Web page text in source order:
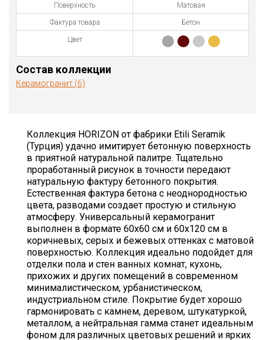
Поверхность Матовая
Фактура товара Бетон
Цвет
Состав коллекции
Керамогранит (6)
Коллекция HORIZON от фабрики Etili Seramik
(Турция) удачно имитирует бетонную поверхность
в приятной натуральной палитре. Тщательно
проработанный рисунок в точности передают
натуральную фактуру бетонного покрытия.
Естественная фактура бетона с неоднородностью
цвета, разводами создает простую и стильную
атмосферу. Универсальный керамогранит
выполнен в формате 60х60 см и 60х120 см в
коричневых, серых и бежевых оттенках с матовой
поверхностью. Коллекция идеально подойдет для
отделки пола и стен ванных комнат, кухонь,
прихожих и других помещений в современном
минималистическом, урбанистическом,
индустриальном стиле. Покрытие будет хорошо
гармонировать с камнем, деревом, штукатуркой,
металлом, а нейтральная гамма станет идеальным
фоном для различных цветовых решений и ярких